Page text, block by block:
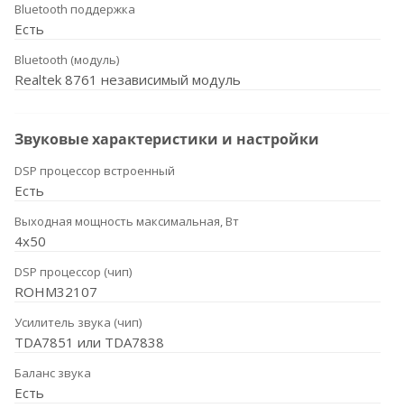
Bluetooth поддержка
Есть
Bluetooth (модуль)
Realtek 8761 независимый модуль
Звуковые характеристики и настройки
DSP процессор встроенный
Есть
Выходная мощность максимальная, Вт
4x50
DSP процессор (чип)
ROHM32107
Усилитель звука (чип)
TDA7851 или TDA7838
Баланс звука
Есть